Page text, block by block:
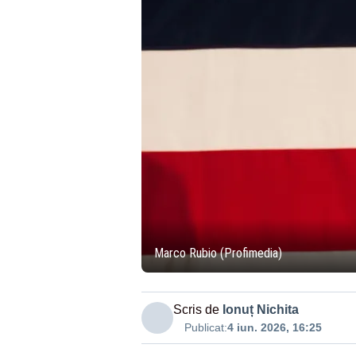
Marco Rubio (Profimedia)
Scris de Ionuț Nichita
Publicat:4 iun. 2026, 16:25